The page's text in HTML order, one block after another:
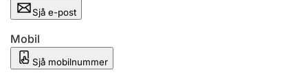
Sjå e-post
Mobil
Sjå mobilnummer